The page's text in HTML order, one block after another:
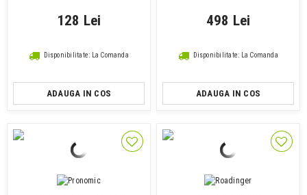
128 Lei
Disponibilitate: La Comanda
ADAUGA IN COS
498 Lei
Disponibilitate: La Comanda
ADAUGA IN COS